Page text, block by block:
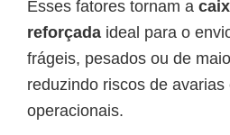
Esses fatores tornam a
reforçada ideal para o
frágeis, pesados ou de
reduzindo riscos de
operacionais.